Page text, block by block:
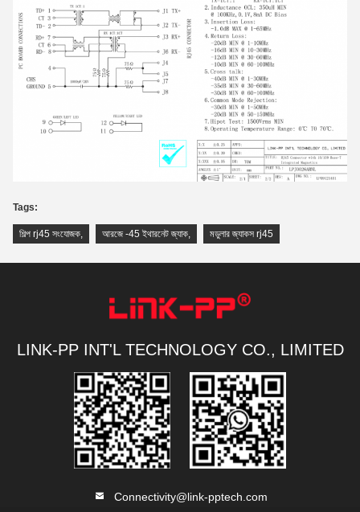
Tags:
শিল্প rj45 সংযোজক, আরজে -45 ইথারনেট জ্যাক, মডুলার জ্যাকস rj45
LINK-PP INT'L TECHNOLOGY CO., LIMITED
Connectivity@link-pptech.com